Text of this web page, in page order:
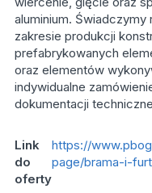
aluminium. Świadczymy
zakresie produkcji
prefabrykowanych
oraz elementów
indywidualne
dokumentacji
Link
do
oferty
https://
page/brama-i-